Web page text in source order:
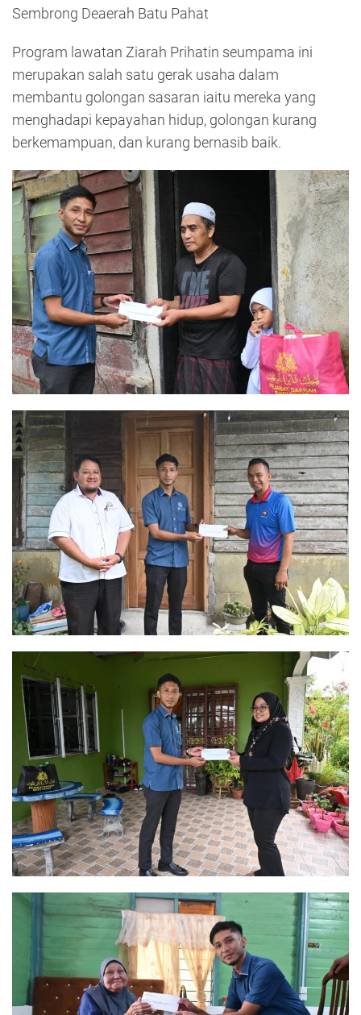
Sembrong Deaerah Batu Pahat
Program lawatan Ziarah Prihatin seumpama ini
merupakan salah satu gerak usaha dalam
membantu golongan sasaran iaitu mereka yang
menghadapi kepayahan hidup, golongan kurang
berkemampuan, dan kurang bernasib baik.